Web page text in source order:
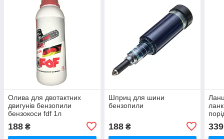
Олива для двотактних
двигунів бензопили
бензокоси fdf 1л
188 ₴
Шприц для шини
бензопили
188₴ 339